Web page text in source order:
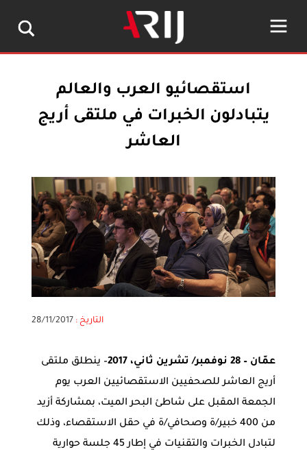
استقصائيو العرب والعالم
يتبادلون الخبرات في ملتقى أريج
العاشر
التاريخ : 28/11/2017
عمّان – 28 نوفمبر/ تشرين ثاني، 2017
– ينطلق ملتقى
أريج العاشر للصحفيين الاستقصائيين العرب يوم
الجمعة المقبل على شاطئ البحر الميت، بمشاركة أزيد
من 400 خبير/ة وصحافي/ة في حقل الاستقصاء، وذلك
لتبادل الخبرات والتقنيات في إطار 45 جلسة حوارية